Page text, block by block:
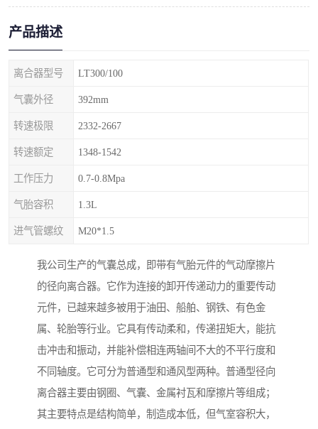
产品描述
离合器型号 LT300/100
气囊外径 392mm
转速极限 2332-2667
转速额定 1348-1542
工作压力 0.7-0.8Mpa
气胎容积 1.3L
进气管螺纹 M20*1.5
我公司生产的气囊总成，即带有气胎元件的气动摩擦片
的径向离合器。它作为连接的卸开传递动力的重要传动
元件，已越来越多被用于油田、船舶、钢铁、有色金
属、轮胎等行业。它具有传动柔和，传递扭矩大，能抗
击冲击和振动，并能补偿相连两轴间不大的不平行度和
不同轴度。它可分为普通型和通风型两种。普通型径向
离合器主要由钢圈、气囊、金属衬瓦和摩擦片等组成；
其主要特点是结构简单，制造成本低，但气室容积大，